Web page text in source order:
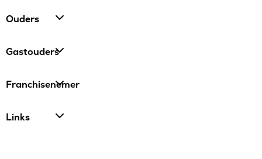
Ouders
Gastouders
Franchisenemer
Links